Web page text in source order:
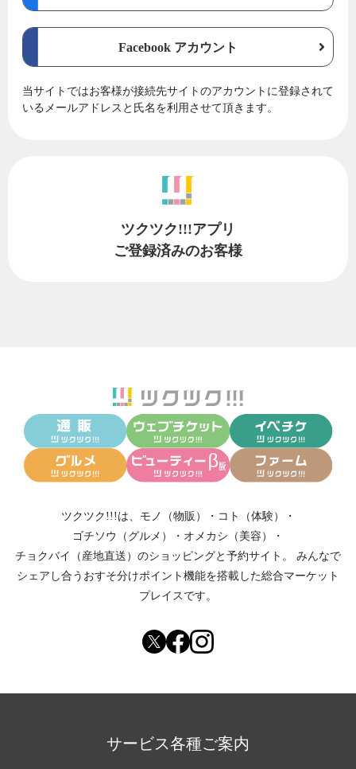
Facebook アカウント
当サイトではお客様が接続先サイトのアカウントに登録されて
いるメールアドレスと氏名を利用させて頂きます。
ツクツク!!!アプリ
ご登録済みのお客様
ツクツク!!!は、 モノ（物販） ・ コト（体験）
・
ゴチソウ（グルメ）
・ オメカシ（美容）
・
チョクバイ（産地直送） のショッピングと予約サイト。
みんなで
シェアし合う おすそ分けポイント機能を搭載した総合マーケット
プレイスです。
サービス各種ご案内